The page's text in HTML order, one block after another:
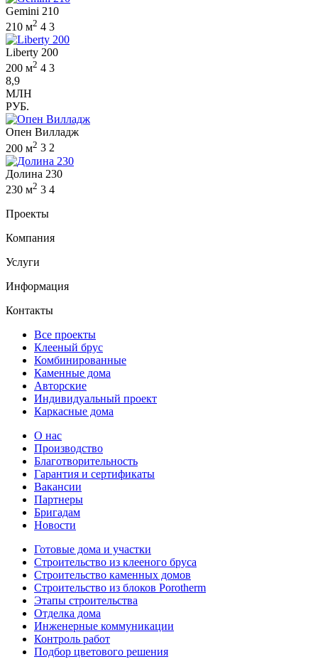
Gemini 210
210 м2 4 3
Liberty 200
200 м2 4 3
8,9
МЛН
РУБ.
Опен Вилладж
200 м2 3 2
Долина 230
230 м2 3 4
Проекты
Компания
Услуги
Информация
Контакты
Все проекты
Клееный брус
Комбинированные
Каменные дома
Авторские
Индивидуальный проект
Каркасные дома
О нас
Производство
Благотворительность
Гарантия и сертификаты
Вакансии
Партнеры
Бригадам
Новости
Готовые дома и участки
Строительство из клееного бруса
Строительство каменных домов
Строительство из блоков Porotherm
Этапы строительства
Отделка дома
Инженерные коммуникации
Контроль работ
Подбор цветового решения